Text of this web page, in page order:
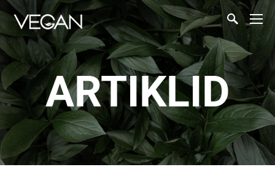
ARTIKLID